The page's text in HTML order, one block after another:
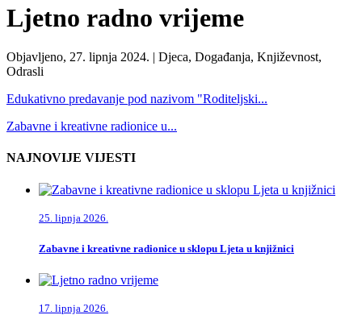
Ljetno radno vrijeme
Objavljeno, 27. lipnja 2024. | Djeca, Događanja, Književnost,
Odrasli
Edukativno predavanje pod nazivom "Roditeljski...
Zabavne i kreativne radionice u...
NAJNOVIJE VIJESTI
25. lipnja 2026.
Zabavne i kreativne radionice u sklopu Ljeta u knjižnici
17. lipnja 2026.